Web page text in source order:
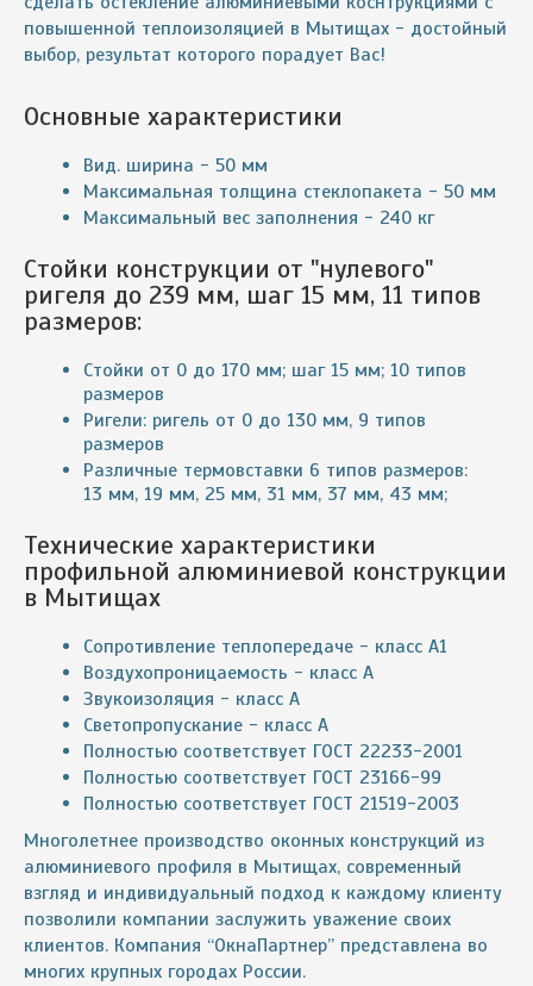
повышенной теплоизоляцией в Мытищах - достойный
выбор, результат которого порадует Вас!
Основные характеристики
Вид. ширина - 50 мм
Максимальная толщина стеклопакета - 50 мм
Максимальный вес заполнения - 240 кг
Стойки конструкции от "нулевого"
ригеля до 239 мм, шаг 15 мм, 11 типов
размеров:
Стойки от 0 до 170 мм; шаг 15 мм; 10 типов
размеров
Ригели: ригель от 0 до 130 мм, 9 типов
размеров
Различные термовставки 6 типов размеров:
13 мм, 19 мм, 25 мм, 31 мм, 37 мм, 43 мм;
Технические характеристики
профильной алюминиевой конструкции
в Мытищах
Сопротивление теплопередаче - класс A1
Воздухопроницаемость - класс A
Звукоизоляция - класс A
Светопропускание - класс A
Полностью соответствует ГОСТ 22233-2001
Полностью соответствует ГОСТ 23166-99
Полностью соответствует ГОСТ 21519-2003
Многолетнее производство оконных конструкций из
алюминиевого профиля в Мытищах, современный
взгляд и индивидуальный подход к каждому клиенту
позволили компании заслужить уважение своих
клиентов. Компания “ОкнаПартнер” представлена во
многих крупных городах России.